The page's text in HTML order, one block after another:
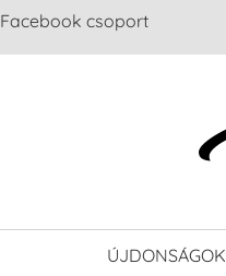
Facebook csoport
ÚJDONSÁGOK